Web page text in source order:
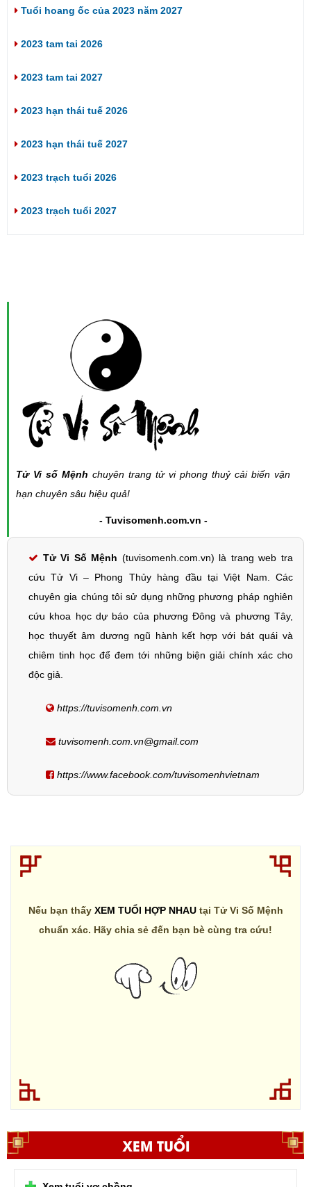
Tuổi hoang ốc của 2023 năm 2027
2023 tam tai 2026
2023 tam tai 2027
2023 hạn thái tuế 2026
2023 hạn thái tuế 2027
2023 trạch tuổi 2026
2023 trạch tuổi 2027
Tử Vi số Mệnh chuyên trang tử vi phong thuỷ cải biến vận
hạn chuyên sâu hiệu quả!
- Tuvisomenh.com.vn -
Tử Vi Số Mệnh (tuvisomenh.com.vn) là trang web tra
cứu Tử Vi – Phong Thủy hàng đầu tại Việt Nam. Các
chuyên gia chúng tôi sử dụng những phương pháp nghiên
cứu khoa học dự báo của phương Đông và phương Tây,
học thuyết âm dương ngũ hành kết hợp với bát quái và
chiêm tinh học để đem tới những biện giải chính xác cho
độc giả.
https://tuvisomenh.com.vn
tuvisomenh.com.vn@gmail.com
https://www.facebook.com/tuvisomenhvietnam
Nếu bạn thấy XEM TUỔI HỢP NHAUtại Tử Vi Số Mệnh
chuẩn xác. Hãy chia sẻ đến bạn bè cùng tra cứu!
XEM TUỔI